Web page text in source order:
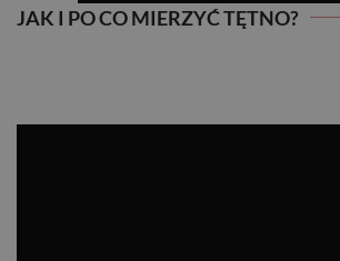
JAK I PO CO MIERZYĆ TĘTNO?